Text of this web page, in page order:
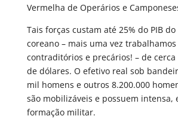
Vermelha de Operários e
Tais forças custam até 25% do PIB
coreano – mais uma vez
contraditórios e precários! – de
de dólares. O efetivo real sob
mil homens e outros 8.200.000
são mobilizáveis e possuem intensa,
formação militar.